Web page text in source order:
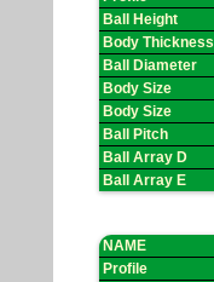
Ball Height
Body Thickness
Ball Diameter
Body Size
Body Size
Ball Pitch
Ball Array D
Ball Array E
NAME
Profile